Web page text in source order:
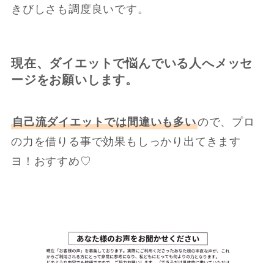
きびしさも調度良いです。
現在、ダイエットで悩んでいる人へメッセ
ージをお願いします。
自己流ダイエットでは間違いも多いので、プロ
の力を借りる事で効果もしっかり出てきます
ヨ！おすすめ♡